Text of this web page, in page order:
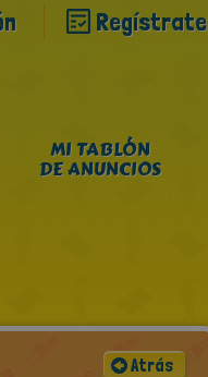
Regístrate
MI TABLÓN
DE ANUNCIOS
Atrás